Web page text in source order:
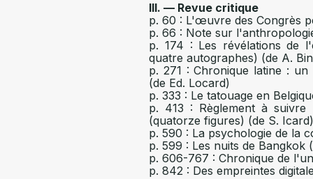
III. — Revue critique
p. 60 : L'œuvre des Congrès
p. 66 : Note sur
p. 174 : Les révélations de
quatre autographes) (de A.
p. 271 : Chronique latine :
(de Ed. Locard)
p. 333 : Le tatouage en
p. 413 : Règlement à
(quatorze figures) (de S.
p. 590 : La psychologie de la
p. 599 : Les nuits de Bangkok
p. 606-767 : Chronique de
p. 842 : Des empreintes